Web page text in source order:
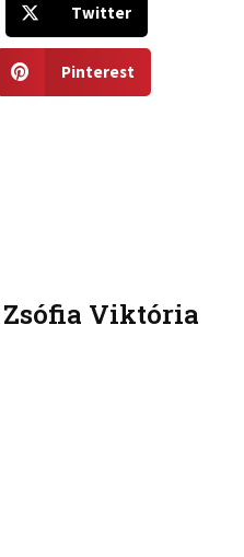
h
a
Twitter
h
a
r
Pinterest
Zsófia Viktória